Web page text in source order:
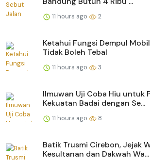
11 hours ago 2
Ketahui Fungsi Dempul
Tidak Boleh Tebal
11 hours ago 3
Ilmuwan Uji Coba Hiu untuk
Kekuatan Badai dengan Se...
11 hours ago 8
Batik Trusmi Cirebon, Jejak
Kesultanan dan Dakwah Wa...